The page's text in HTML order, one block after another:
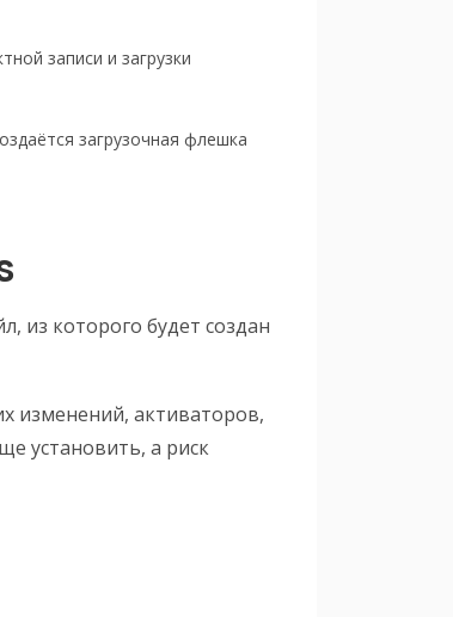
записи и загрузки
загрузочная флешка
из которого будет создан
изменений, активаторов,
установить, а риск